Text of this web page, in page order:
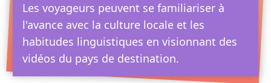
Les voyageurs peuvent se familiariser à
l'avance avec la culture locale et les
habitudes linguistiques en visionnant des
vidéos du pays de destination.